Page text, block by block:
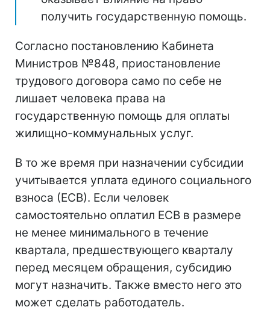
получить государственную помощь.
Согласно постановлению Кабинета
Министров №848, приостановление
трудового договора само по себе не
лишает человека права на
государственную помощь для оплаты
жилищно-коммунальных услуг.
В то же время при назначении субсидии
учитывается уплата единого социального
взноса (ЕСВ). Если человек
самостоятельно оплатил ЕСВ в размере
не менее минимального в течение
квартала, предшествующего кварталу
перед месяцем обращения, субсидию
могут назначить. Также вместо него это
может сделать работодатель.